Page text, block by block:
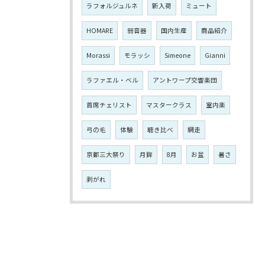
ラフォルジュルネ 新入荷 ミュート
HOMARE 弱音器 国内生産 商品紹介
Morassi モラッシ Simeone Gianni
ラファエル・ベル アントワープ交響楽団
首席チェリスト マスタークラス 室内楽
弓の毛 体験 聴き比べ 網走
京都三大祭り 月鉾 8月 お盆 暑さ
剥がれ